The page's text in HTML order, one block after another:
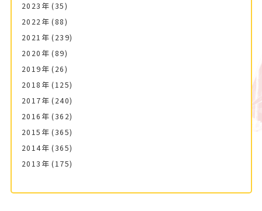
2023年 (35)
2022年 (88)
2021年 (239)
2020年 (89)
2019年 (26)
2018年 (125)
2017年 (240)
2016年 (362)
2015年 (365)
2014年 (365)
2013年 (175)